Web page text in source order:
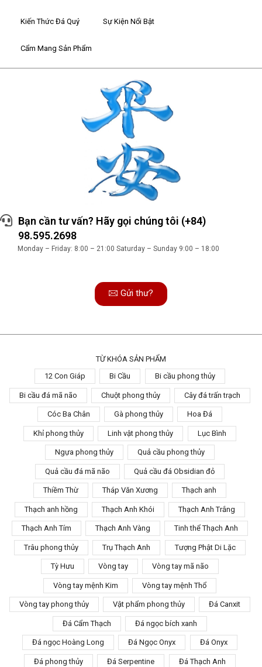
Kiến Thức Đá Quý Sự Kiện Nổi Bật
Cẩm Mang Sản Phẩm
Bạn cần tư vấn? Hãy gọi chúng tôi (+84)
98.595.2698
Monday – Friday: 8:00 – 21:00 Saturday – Sunday 9:00 – 18:00
Gửi thư?
TỪ KHÓA SẢN PHẨM
12 Con Giáp
Bi Cầu Bi cầu phong thủy
Bi cầu đá mã não Chuột phong thủy Cây đá trấn trạch
Cóc Ba Chân Gà phong thủy Hoa Đá
Khỉ phong thủy Linh vật phong thủy Lục Bình
Ngựa phong thủy Quả cầu phong thủy
Quả cầu đá mã não Quả cầu đá Obsidian đỏ
Thiềm Thừ Tháp Văn Xương Thạch anh
Thạch anh hồng Thạch Anh Khói Thạch Anh Trắng
Thạch Anh Tím Thạch Anh Vàng Tinh thể Thạch Anh
Trâu phong thủy Trụ Thạch Anh Tượng Phật Di Lặc
Tỳ Hưu Vòng tay Vòng tay mã não
Vòng tay mệnh Kim Vòng tay mệnh Thổ
Vòng tay phong thủy Vật phẩm phong thủy Đá Canxit
Đá Cẩm Thạch Đá ngọc bích xanh
Đá ngọc Hoàng Long Đá Ngọc Onyx Đá Onyx
Đá phong thủy Đá Serpentine Đá Thạch Anh